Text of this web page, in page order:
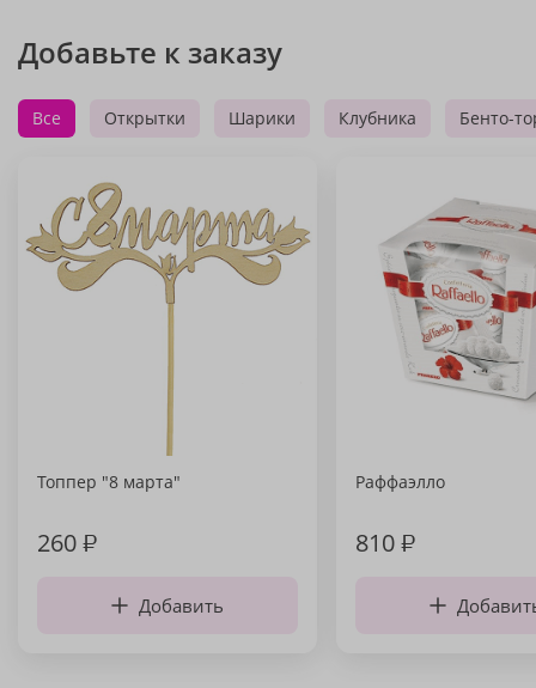
Добавьте к заказу
Все Открытки Шарики Клубника Бенто-
Топпер "8 марта"
260₽
Добавить
Раффаэлло
810₽